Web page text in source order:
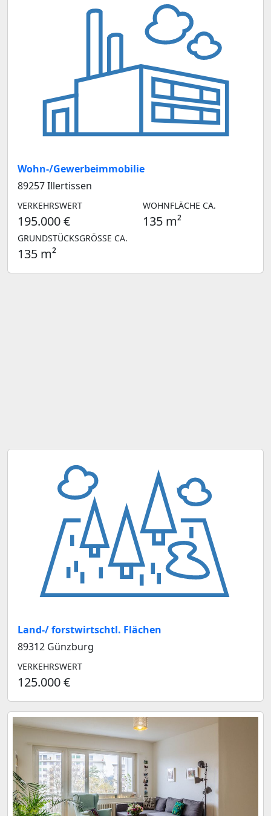
Wohn-/Gewerbeimmobilie
89257 Illertissen
VERKEHRSWERT
195.000 €
WOHNFLÄCHE CA.
135 m²
GRUNDSTÜCKSGRÖSSE CA.
135 m²
Land-/ forstwirtschtl. Flächen
89312 Günzburg
VERKEHRSWERT
125.000 €